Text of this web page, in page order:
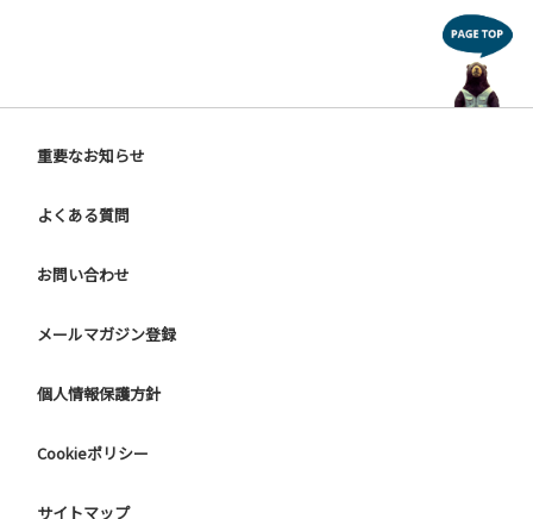
重要なお知らせ
よくある質問
お問い合わせ
メールマガジン登録
個人情報保護方針
Cookieポリシー
サイトマップ